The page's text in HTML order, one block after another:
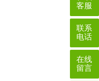
客服
联系
电话
在线
留言